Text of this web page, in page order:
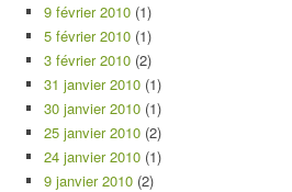
9 février 2010 (1)
5 février 2010 (1)
3 février 2010 (2)
31 janvier 2010 (1)
30 janvier 2010 (1)
25 janvier 2010 (2)
24 janvier 2010 (1)
9 janvier 2010 (2)